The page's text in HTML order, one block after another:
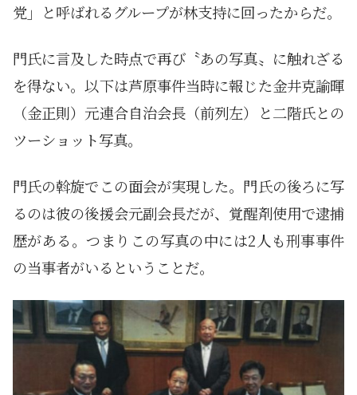
党」と呼ばれるグループが林支持に回ったからだ。
門氏に言及した時点で再び〝あの写真〟に触れざる
を得ない。以下は芦原事件当時に報じた金井克諭暉
（金正則）元連合自治会長（前列左）と二階氏との
ツーショット写真。
門氏の斡旋でこの面会が実現した。門氏の後ろに写
るのは彼の後援会元副会長だが、覚醒剤使用で逮捕
歴がある。つまりこの写真の中には2人も刑事事件
の当事者がいるということだ。